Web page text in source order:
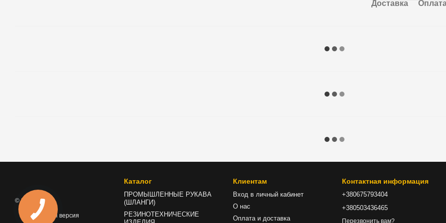
Доставка
© 2026
Мобильная версия
Каталог
ПРОМЫШЛЕННЫЕ РУКАВА
(ШЛАНГИ)
РЕЗИНОТЕХНИЧЕСКИЕ
Клиентам
Вход в личный кабинет
О нас
Оплата и доставка
Контактная информация
+380675793404
+380503436465
Перезвонить вам?